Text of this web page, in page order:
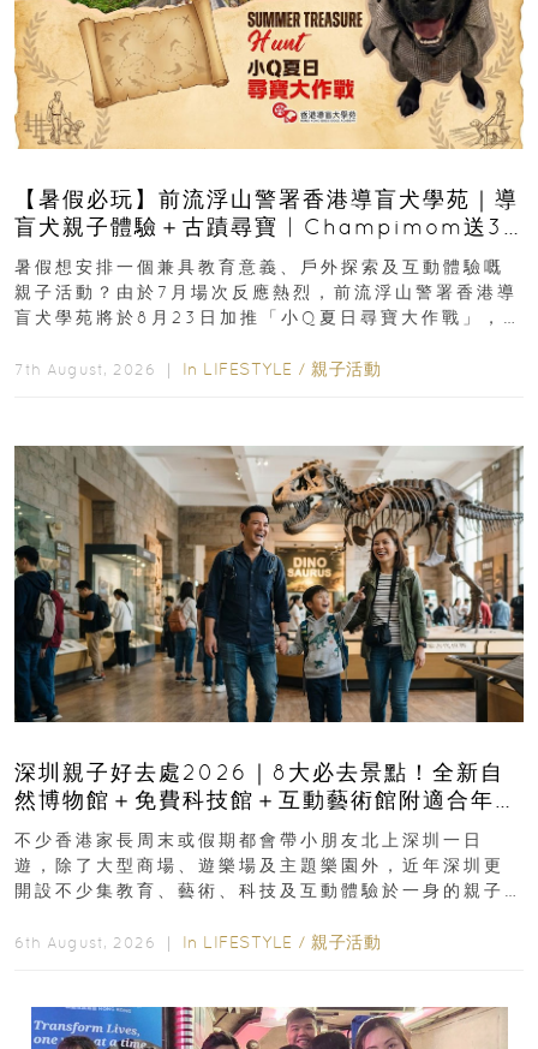
【暑假必玩】前流浮山警署香港導盲犬學苑｜導
盲犬親子體驗＋古蹟尋寶 | Champimom送3
組免費名額
暑假想安排一個兼具教育意義、戶外探索及互動體驗嘅
親子活動？由於7月場次反應熱烈，前流浮山警署香港導
盲犬學苑將於8月23日加推「小Q夏日尋寶大作戰」，家
7th August, 2026 ｜ In LIFESTYLE / 親子活動
深圳親子好去處2026｜8大必去景點！全新自
然博物館＋免費科技館＋互動藝術館附適合年
齡、交通、門票、開放時間
不少香港家長周末或假期都會帶小朋友北上深圳一日
遊，除了大型商場、遊樂場及主題樂園外，近年深圳更
開設不少集教育、藝術、科技及互動體驗於一身的親子
6th August, 2026 ｜ In LIFESTYLE / 親子活動